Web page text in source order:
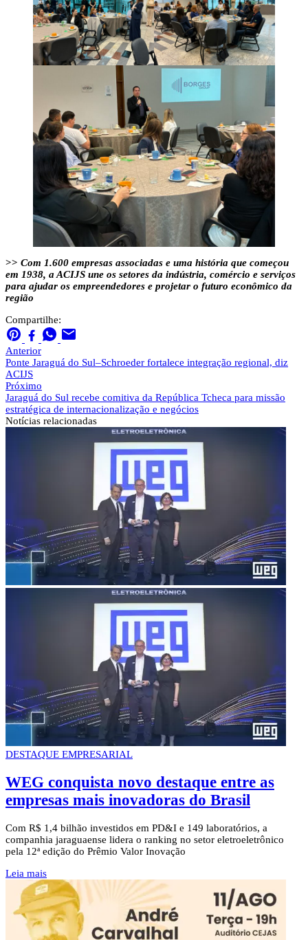
>> Com 1.600 empresas associadas e uma história que começou
em 1938, a ACIJS une os setores da indústria, comércio e serviços
para ajudar os empreendedores e projetar o futuro econômico da
região
Compartilhe:
Anterior
Ponte Jaraguá do Sul–Schroeder fortalece integração regional, diz
ACIJS
Próximo
Jaraguá do Sul recebe comitiva da República Tcheca para missão
estratégica de internacionalização e negócios
Notícias relacionadas
DESTAQUE EMPRESARIAL
WEG conquista novo destaque entre as
empresas mais inovadoras do Brasil
Com R$ 1,4 bilhão investidos em PD&I e 149 laboratórios, a
companhia jaraguaense lidera o ranking no setor eletroeletrônico
pela 12ª edição do Prêmio Valor Inovação
Leia mais